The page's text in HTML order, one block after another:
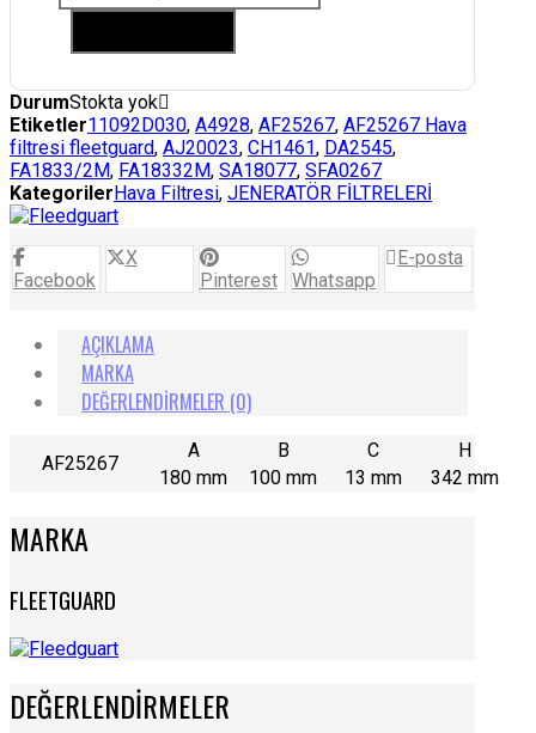
DurumStokta yok
Etiketler11092D030, A4928, AF25267, AF25267 Hava
filtresi fleetguard, AJ20023, CH1461, DA2545,
FA1833/2M, FA18332M, SA18077, SFA0267
KategorilerHava Filtresi, JENERATÖR FİLTRELERİ
Facebook
X
Pinterest
Whatsapp
E-posta
AÇIKLAMA
MARKA
DEĞERLENDIRMELER (0)
AF25267
A B C
H
180 mm
100 mm 13 mm 342 mm
MARKA
FLEETGUARD
DEĞERLENDIRMELER